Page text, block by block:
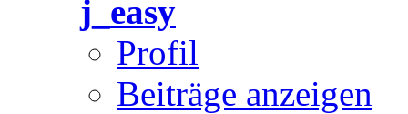
j_easy
Profil
Beiträge anzeigen